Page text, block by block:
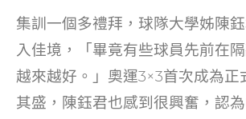
集訓一個多禮拜，球隊大學姊陳
入佳境，「畢竟有些球員先前在
越來越好。」奧運3×3首次成為正
其盛，陳鈺君也感到很興奮，認